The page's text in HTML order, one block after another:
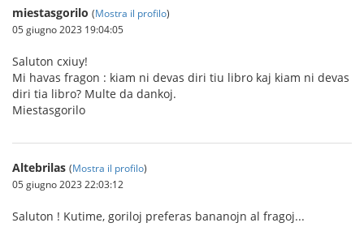
miestasgorilo (Mostra il profilo)
05 giugno 2023 19:04:05
Saluton cxiuy!
Mi havas fragon : kiam ni devas diri tiu libro kaj kiam ni devas
diri tia libro? Multe da dankoj.
Miestasgorilo
Altebrilas (Mostra il profilo)
05 giugno 2023 22:03:12
Saluton ! Kutime, goriloj preferas bananojn al fragoj...